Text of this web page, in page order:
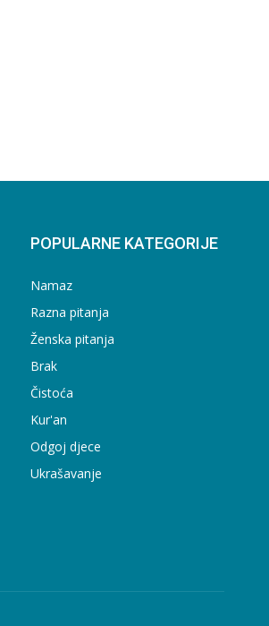
POPULARNE KATEGORIJE
Namaz
Razna pitanja
Ženska pitanja
Brak
Čistoća
Kur'an
Odgoj djece
Ukrašavanje